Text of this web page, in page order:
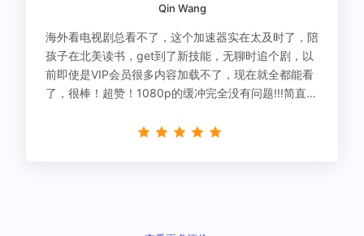
Qin Wang
海外看电视剧总看不了，这个加速器实在太及时了，陪
孩子在北美读书，get到了新技能，无聊时追个剧，以
前即使是VIP会员很多内容加载不了，现在就全都能看
了，很棒！超赞！1080p的缓冲完全没有问题!!!简直救